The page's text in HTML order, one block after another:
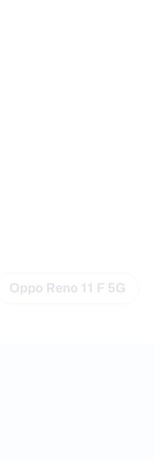
Oppo Reno 11 F 5G